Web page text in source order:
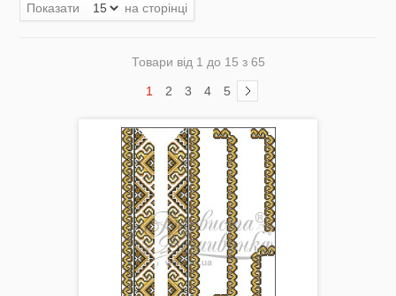
Набори для Вишивки
Аксесуари Одягу
Показати на сторінці
Товари від 1 до 15 з 65
1 2 3 4 5